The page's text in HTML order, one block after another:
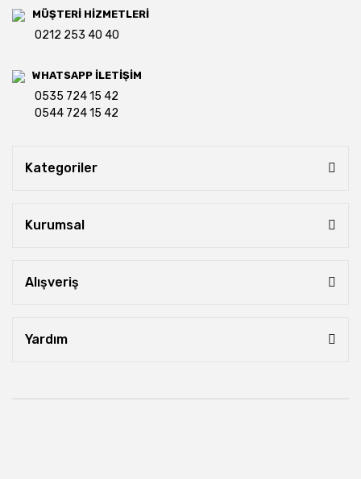
MÜŞTERİ HİZMETLERİ
0212 253 40 40
WHATSAPP İLETİŞİM
0535 724 15 42
0544 724 15 42
Kategoriler
Kurumsal
Alışveriş
Yardım